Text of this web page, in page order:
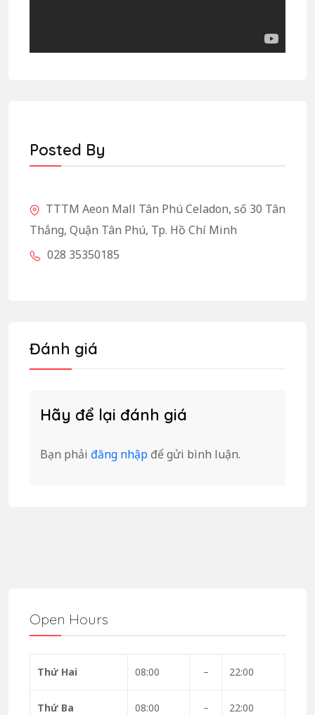
Posted By
TTTM Aeon Mall Tân Phú Celadon, số 30 Tân
Thắng, Quận Tân Phú, Tp. Hồ Chí Minh
028 35350185
Đánh giá
Hãy để lại đánh giá
Bạn phải đăng nhập để gửi bình luận.
Open Hours
Thứ Hai 08:00 – 22:00
Thứ Ba 08:00 – 22:00